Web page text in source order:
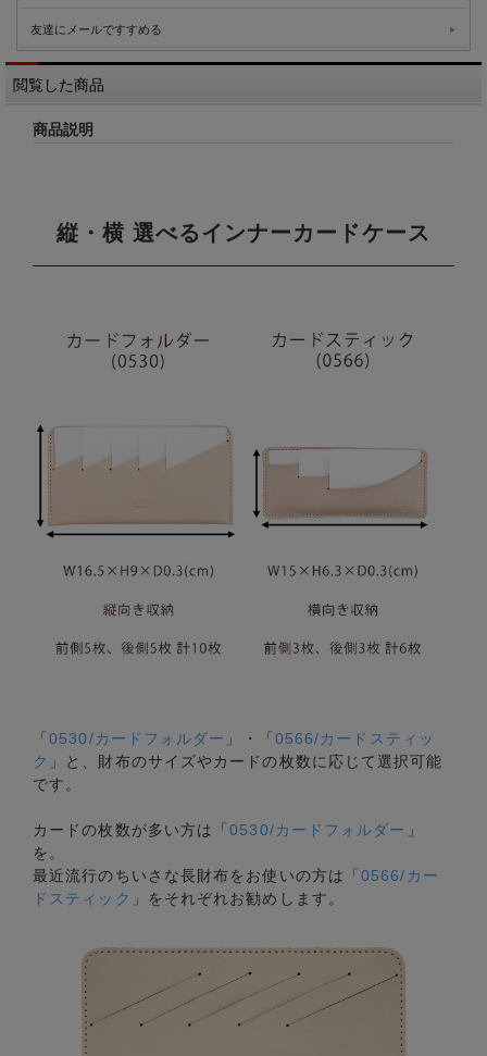
友達にメールですすめる
閲覧した商品
商品説明
縦・横 選べるインナーカードケース
「0530/カードフォルダー 」・「 0566/カードスティッ
ク 」と、財布のサイズやカードの枚数に応じて選択可能
です。
カードの枚数が多い方は「0530/カードフォルダー 」
を。
最近流行のちいさな長財布をお使いの方は「0566/カー
ドスティック 」をそれぞれお勧めします。